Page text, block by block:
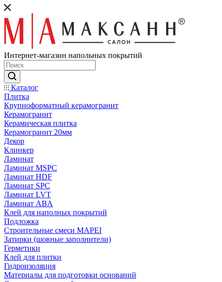
Интернет-магазин напольных покрытий
Каталог
Плитка
Крупноформатный керамогранит
Керамогранит
Керамическая плитка
Керамогранит 20мм
Декор
Клинкер
Ламинат
Ламинат MSPC
Ламинат HDF
Ламинат SPC
Ламинат LVT
Ламинат ABA
Клей для наполных покрытий
Подложка
Строительные смеси MAPEI
Затирки (шовные заполнители)
Герметики
Клей для плитки
Гидроизоляция
Материалы для подготовки оснований